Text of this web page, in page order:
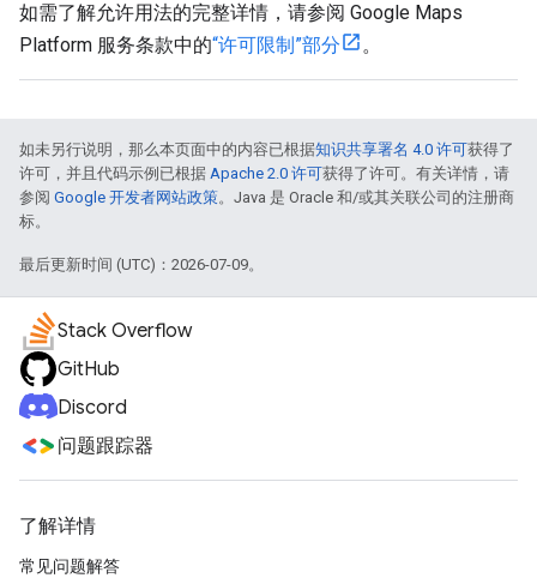
如需了解允许用法的完整详情，请参阅 Google Maps
Platform 服务条款中的“许可限制”部分 。
如未另行说明，那么本页面中的内容已根据知识共享署名 4.0 许可获得了
许可，并且代码示例已根据 Apache 2.0 许可获得了许可。有关详情，请
参阅 Google 开发者网站政策。Java 是 Oracle 和/或其关联公司的注册商
标。
最后更新时间 (UTC)：2026-07-09。
Stack Overflow
GitHub
Discord
问题跟踪器
了解详情
常见问题解答